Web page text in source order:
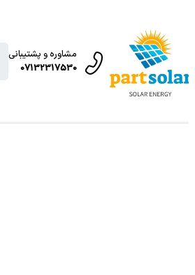
مشاوره و پشتیبانی
07132317530